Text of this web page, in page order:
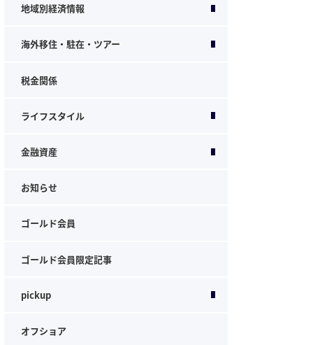
地域別経済情報
海外移住・駐在・ツアー
税金関係
ライフスタイル
金融資産
お知らせ
ゴールド会員
ゴールド会員限定記事
pickup
オフショア